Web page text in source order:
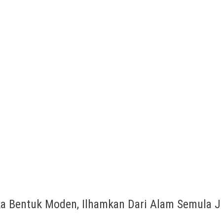
Bentuk Moden, Ilhamkan Dari Alam Semula